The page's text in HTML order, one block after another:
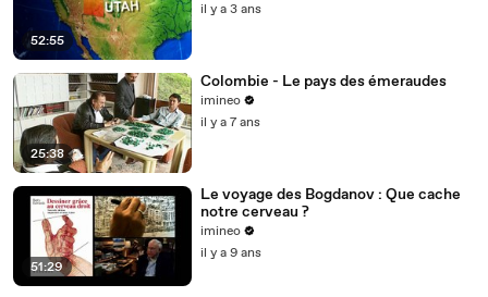
52:55
il y a 3 ans
25:38
Colombie - Le pays des émeraudes
imineo
il y a 7 ans
51:29
Le voyage des Bogdanov : Que cache
notre cerveau ?
imineo
il y a 9 ans